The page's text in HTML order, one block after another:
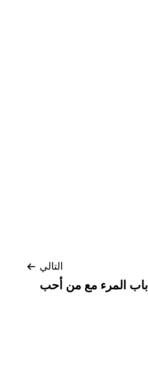
التالي
باب المرء مع من أحب